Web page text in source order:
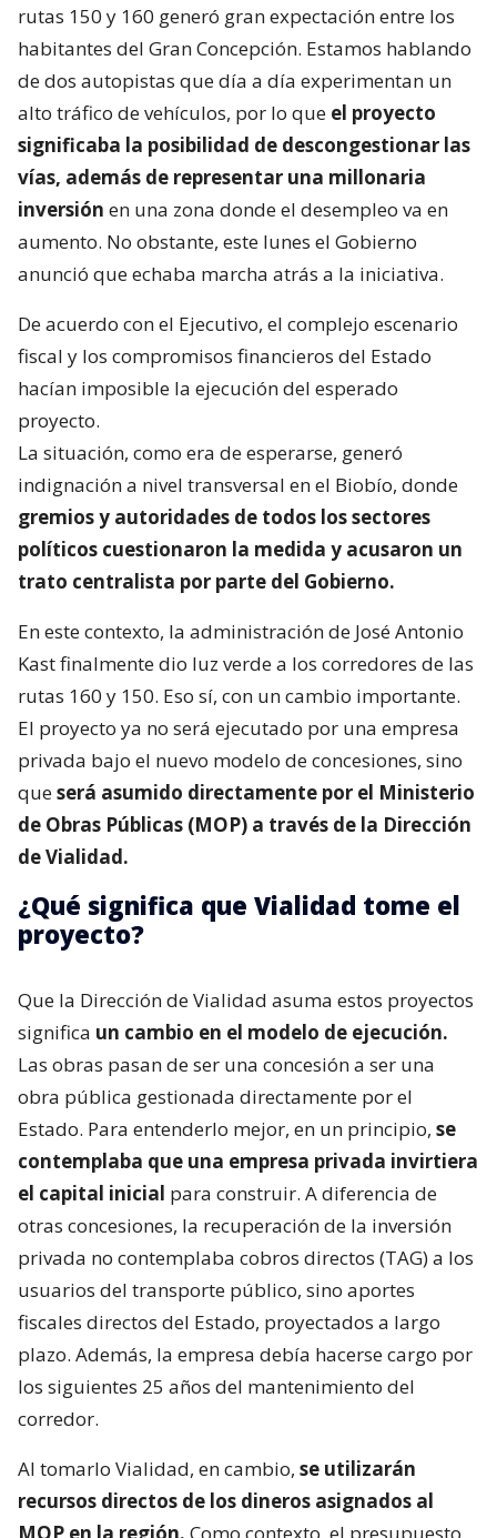
rutas 150 y 160 generó gran expectación entre los
habitantes del Gran Concepción. Estamos hablando
de dos autopistas que día a día experimentan un
alto tráfico de vehículos, por lo que el proyecto
significaba la posibilidad de descongestionar las
vías, además de representar una millonaria
inversión en una zona donde el desempleo va en
aumento. No obstante, este lunes el Gobierno
anunció que echaba marcha atrás a la iniciativa.
De acuerdo con el Ejecutivo, el complejo escenario
fiscal y los compromisos financieros del Estado
hacían imposible la ejecución del esperado
proyecto.
La situación, como era de esperarse, generó
indignación a nivel transversal en el Biobío, donde
gremios y autoridades de todos los sectores
políticos cuestionaron la medida y acusaron un
trato centralista por parte del Gobierno.
En este contexto, la administración de José Antonio
Kast finalmente dio luz verde a los corredores de las
rutas 160 y 150. Eso sí, con un cambio importante.
El proyecto ya no será ejecutado por una empresa
privada bajo el nuevo modelo de concesiones, sino
queserá asumido directamente por el Ministerio
de Obras Públicas (MOP) a través de la Dirección
de Vialidad.
¿Qué significa que Vialidad tome el
proyecto?
Que la Dirección de Vialidad asuma estos proyectos
significa un cambio en el modelo de ejecución.
Las obras pasan de ser una concesión a ser una
obra pública gestionada directamente por el
Estado. Para entenderlo mejor, en un principio, se
contemplaba que una empresa privada invirtiera
el capital inicial para construir. A diferencia de
otras concesiones, la recuperación de la inversión
privada no contemplaba cobros directos (TAG) a los
usuarios del transporte público, sino aportes
fiscales directos del Estado, proyectados a largo
plazo. Además, la empresa debía hacerse cargo por
los siguientes 25 años del mantenimiento del
corredor.
Al tomarlo Vialidad, en cambio, se utilizarán
recursos directos de los dineros asignados al
MOP en la región. Como contexto, el presupuesto